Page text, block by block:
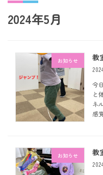
2024年5月
お知らせ 教
今
と
ネ
感
お知らせ 教